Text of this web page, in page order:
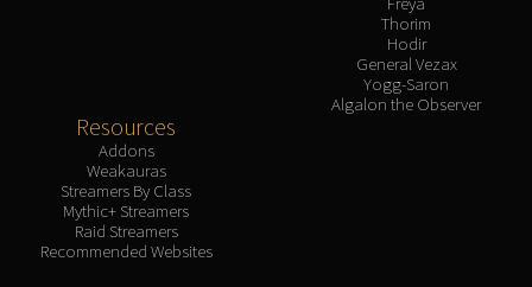
Thorim
Hodir
General Vezax
Yogg-Saron
Algalon the Observer
Resources
Addons
Weakauras
Streamers By Class
Mythic+ Streamers
Raid Streamers
Recommended Websites